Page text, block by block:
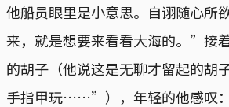
他船员眼里是小意思。自诩随心所
来，就是想要来看看大海的。”接
的胡子（他说这是无聊才留起的胡
手指甲玩……”），年轻的他感叹